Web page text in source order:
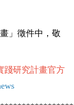
」徵件中，敬
踐研究計畫官方